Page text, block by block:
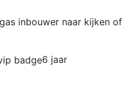
inbouwer naar kijken of
6 jaar